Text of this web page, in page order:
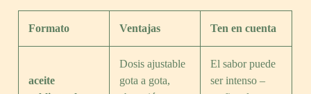
Formato Ventajas Ten en cuenta
aceite
Dosis ajustable
gota a gota,
El sabor puede
ser intenso –